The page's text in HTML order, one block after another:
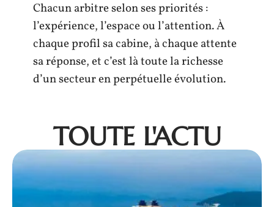
Chacun arbitre selon ses priorités :
l’expérience, l’espace ou l’attention. À
chaque profil sa cabine, à chaque attente
sa réponse, et c’est là toute la richesse
d’un secteur en perpétuelle évolution.
TOUTE L'ACTU